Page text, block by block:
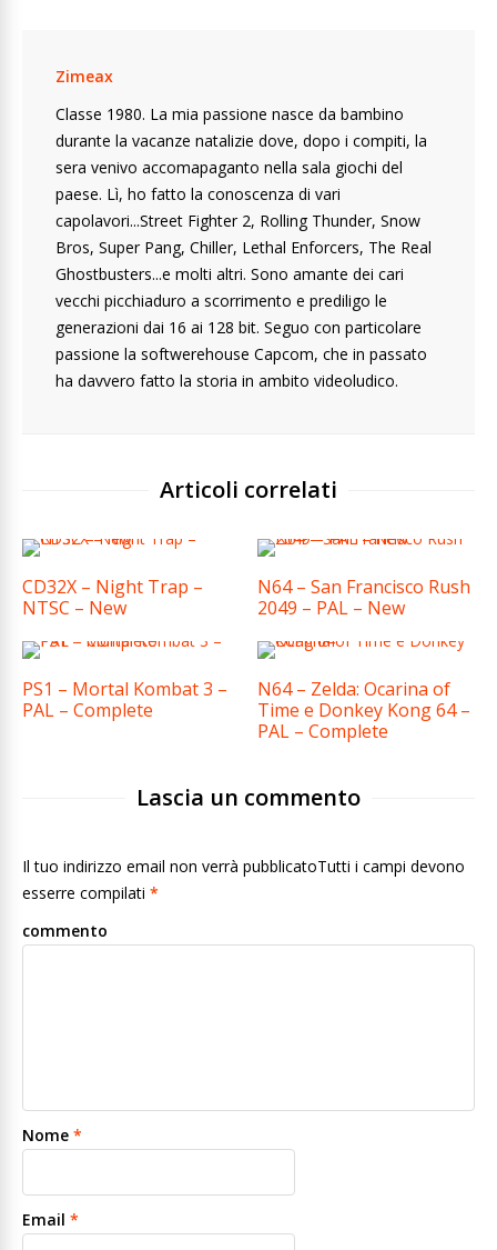
Zimeax
Classe 1980. La mia passione nasce da bambino
durante la vacanze natalizie dove, dopo i compiti, la
sera venivo accomapaganto nella sala giochi del
paese. Lì, ho fatto la conoscenza di vari
capolavori...Street Fighter 2, Rolling Thunder, Snow
Bros, Super Pang, Chiller, Lethal Enforcers, The Real
Ghostbusters...e molti altri. Sono amante dei cari
vecchi picchiaduro a scorrimento e prediligo le
generazioni dai 16 ai 128 bit. Seguo con particolare
passione la softwerehouse Capcom, che in passato
ha davvero fatto la storia in ambito videoludico.
Articoli correlati
CD32X – Night Trap –
NTSC – New
N64 – San Francisco Rush
2049 – PAL – New
PS1 – Mortal Kombat 3 –
PAL – Complete
N64 – Zelda: Ocarina of
Time e Donkey Kong 64 –
PAL – Complete
Lascia un commento
Il tuo indirizzo email non verrà pubblicatoTutti i campi devono
esserre compilati *
commento
Nome *
Email *